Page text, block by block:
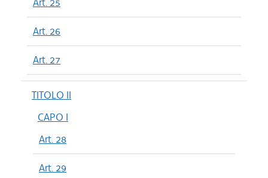
Art. 26
Art. 27
TITOLO II
CAPO I
Art. 28
Art. 29